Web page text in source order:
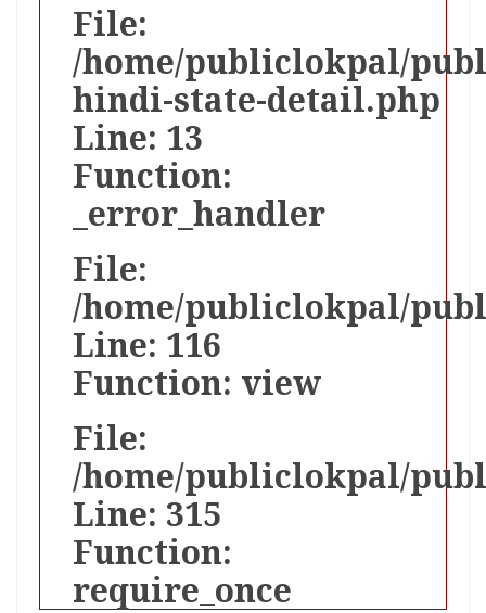
File:
/home/publiclokpal/
hindi-state-detail.php
Line: 13
Function:
_error_handler
File:
/home/publiclokpal/
Line: 116
Function: view
File:
/home/publiclokpal/
Line: 315
Function:
require_once